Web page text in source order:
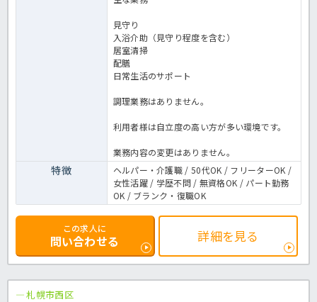
見守り
入浴介助（見守り程度を含む）
居室清掃
配膳
日常生活のサポート
調理業務はありません。
利用者様は自立度の高い方が多い環境です。
業務内容の変更はありません。
特徴
ヘルパー・介護職 / 50代OK / フリーターOK /
女性活躍 / 学歴不問 / 無資格OK / パート勤務
OK / ブランク・復職OK
この求人に
問い合わせる 詳細を見る
札幌市西区